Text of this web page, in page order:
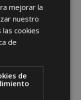
cuanto a
mejorar la
nuestro
cookies
de
de